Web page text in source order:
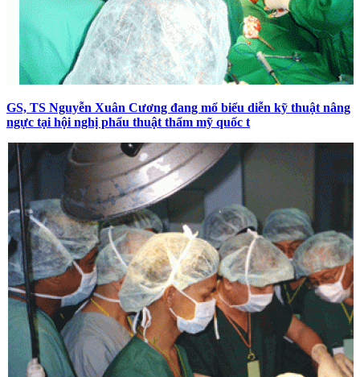
GS, TS Nguyễn Xuân Cương đang mổ biểu diễn kỹ thuật nâng
ngực tại hội nghị phẩu thuật thẩm mỹ quốc t